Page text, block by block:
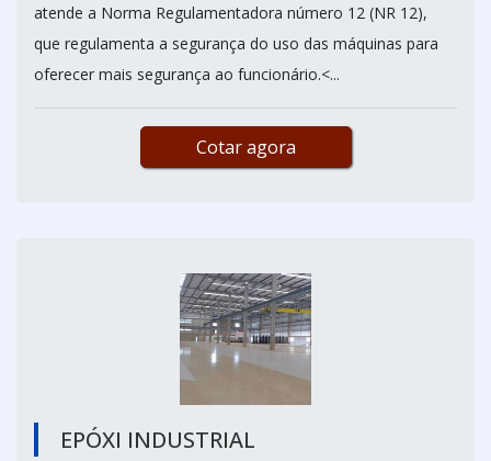
atende a Norma Regulamentadora número 12 (NR 12),
que regulamenta a segurança do uso das máquinas para
oferecer mais segurança ao funcionário.<...
Cotar agora
EPÓXI INDUSTRIAL